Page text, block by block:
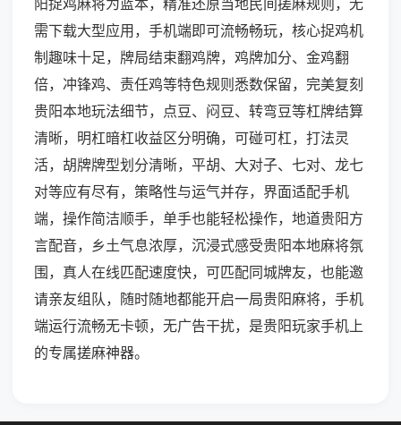
阳捉鸡麻将为蓝本，精准还原当地民间搓麻规则，无
需下载大型应用，手机端即可流畅畅玩，核心捉鸡机
制趣味十足，牌局结束翻鸡牌，鸡牌加分、金鸡翻
倍，冲锋鸡、责任鸡等特色规则悉数保留，完美复刻
贵阳本地玩法细节，点豆、闷豆、转弯豆等杠牌结算
清晰，明杠暗杠收益区分明确，可碰可杠，打法灵
活，胡牌牌型划分清晰，平胡、大对子、七对、龙七
对等应有尽有，策略性与运气并存，界面适配手机
端，操作简洁顺手，单手也能轻松操作，地道贵阳方
言配音，乡土气息浓厚，沉浸式感受贵阳本地麻将氛
围，真人在线匹配速度快，可匹配同城牌友，也能邀
请亲友组队，随时随地都能开启一局贵阳麻将，手机
端运行流畅无卡顿，无广告干扰，是贵阳玩家手机上
的专属搓麻神器。